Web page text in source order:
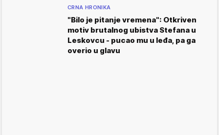
CRNA HRONIKA
"Bilo je pitanje vremena": Otkriven
motiv brutalnog ubistva Stefana u
Leskovcu - pucao mu u leđa, pa ga
overio u glavu